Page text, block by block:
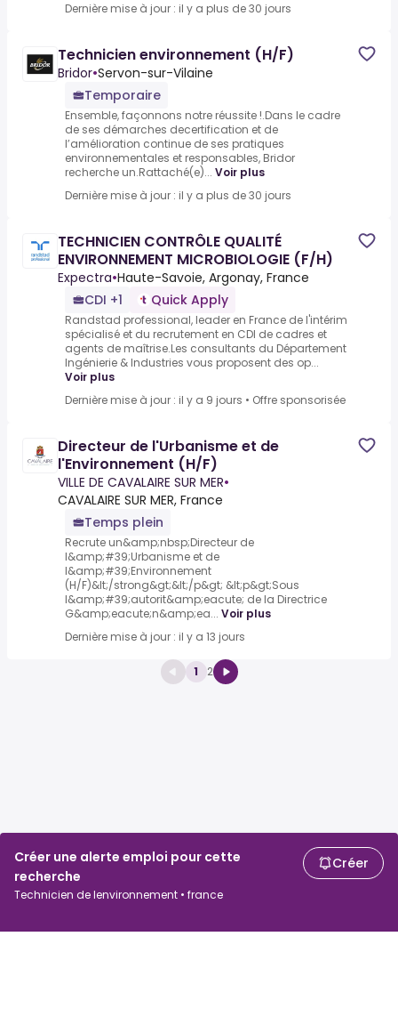
Créer une alerte emploi pour cette
recherche
Technicien de lenvironnement • france
Créer
Dernière mise à jour : il y a plus de 30 jours
Technicien environnement (H/F)
Bridor•Servon-sur-Vilaine
Temporaire
Ensemble, façonnons notre réussite !.Dans le cadre
de ses démarches decertification et de
l’amélioration continue de ses pratiques
environnementales et responsables, Bridor
recherche un.Rattaché(e)... Voir plus
Dernière mise à jour : il y a plus de 30 jours
TECHNICIEN CONTRÔLE QUALITÉ
ENVIRONNEMENT MICROBIOLOGIE (F/H)
Expectra•Haute-Savoie, Argonay, France
CDI +1
Quick Apply
Randstad professional, leader en France de l'intérim
spécialisé et du recrutement en CDI de cadres et
agents de maîtrise.Les consultants du Département
Ingénierie & Industries vous proposent des op...
Voir plus
Dernière mise à jour : il y a 9 jours • Offre sponsorisée
Directeur de l'Urbanisme et de
l'Environnement (H/F)
VILLE DE CAVALAIRE SUR MER•
CAVALAIRE SUR MER, France
Temps plein
Recrute un&amp;nbsp;Directeur de
l&amp;#39;Urbanisme et de
l&amp;#39;Environnement
(H/F)&lt;/strong&gt;&lt;/p&gt; &lt;p&gt;Sous
l&amp;#39;autorit&amp;eacute; de la Directrice
G&amp;eacute;n&amp;ea... Voir plus
Dernière mise à jour : il y a 13 jours
1 2